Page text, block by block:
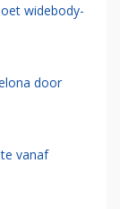
widebody-
door
vanaf